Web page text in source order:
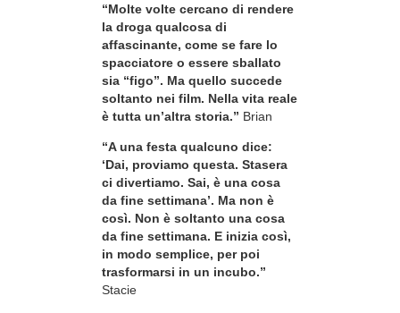
“Molte volte cercano di rendere
la droga qualcosa di
affascinante, come se fare lo
spacciatore o essere sballato
sia “figo”. Ma quello succede
soltanto nei film. Nella vita reale
è tutta un’altra storia.” Brian
“A una festa qualcuno dice:
‘Dai, proviamo questa. Stasera
ci divertiamo. Sai, è una cosa
da fine settimana’. Ma non è
così. Non è soltanto una cosa
da fine settimana. E inizia così,
in modo semplice, per poi
trasformarsi in un incubo.”
Stacie